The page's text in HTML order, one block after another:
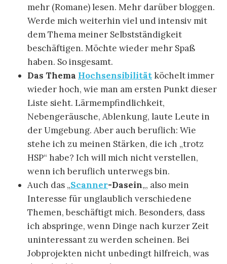
mehr (Romane) lesen. Mehr darüber bloggen.
Werde mich weiterhin viel und intensiv mit
dem Thema meiner Selbstständigkeit
beschäftigen. Möchte wieder mehr Spaß
haben. So insgesamt.
Das Thema Hochsensibilitätköchelt immer
wieder hoch, wie man am ersten Punkt dieser
Liste sieht. Lärmempfindlichkeit,
Nebengeräusche, Ablenkung, laute Leute in
der Umgebung. Aber auch beruflich: Wie
stehe ich zu meinen Stärken, die ich „trotz
HSP“ habe? Ich will mich nicht verstellen,
wenn ich beruflich unterwegs bin.
Auch das „Scanner-Dasein„, also mein
Interesse für unglaublich verschiedene
Themen, beschäftigt mich. Besonders, dass
ich abspringe, wenn Dinge nach kurzer Zeit
uninteressant zu werden scheinen. Bei
Jobprojekten nicht unbedingt hilfreich, was